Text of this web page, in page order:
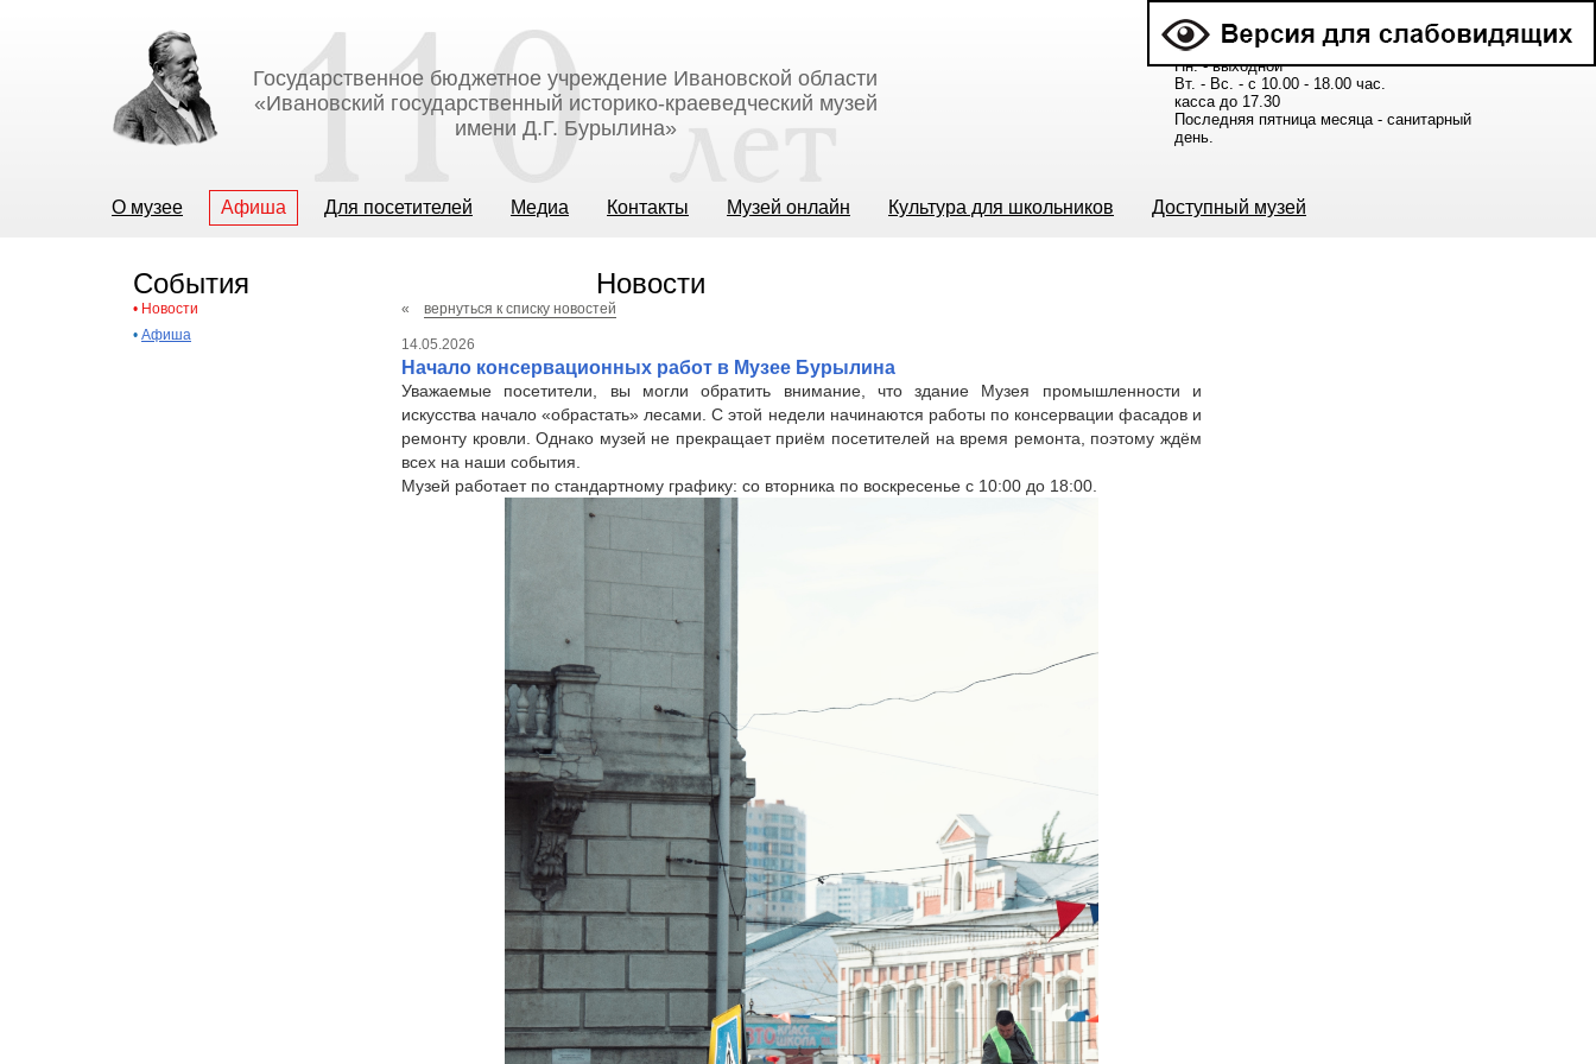
Государственное бюджетное учреждение Ивановской области
«Ивановский государственный историко-краеведческий музей
имени Д.Г. Бурылина»
Расписание работы музея:
Пн. - выходной
Вт. - Вс. - с 10.00 - 18.00 час.
касса до 17.30
Последняя пятница месяца - санитарный
день.
О музее Афиша Для посетителей Медиа Контакты Музей онлайн Культура для школьников Доступный музей
События
• Новости
• Афиша
Новости
« вернуться к списку новостей
14.05.2026
Начало консервационных работ в Музее Бурылина
Уважаемые посетители, вы могли обратить внимание, что здание Музея промышленности и
искусства начало «обрастать» лесами. С этой недели начинаются работы по консервации фасадов и
ремонту кровли. Однако музей не прекращает приём посетителей на время ремонта, поэтому ждём
всех на наши события.
Музей работает по стандартному графику: со вторника по воскресенье с 10:00 до 18:00.